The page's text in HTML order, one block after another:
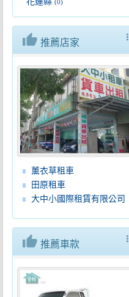
(0)
more_vert
thumb_up 推薦店家
薰衣草租車
田原租車
大中小國際租賃有限公司
more_vert
thumb_up 推薦車款